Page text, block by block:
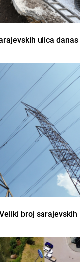
ulica danas
broj sarajevskih